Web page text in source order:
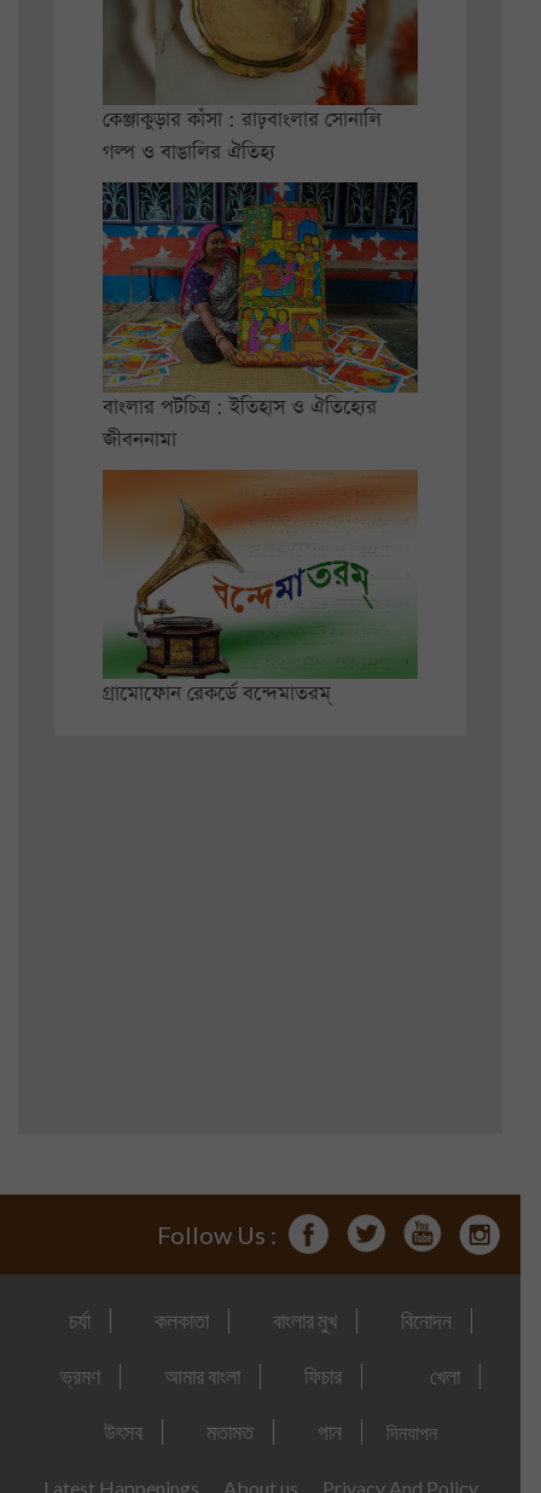
কেঞ্জাকুড়ার কাঁসা : রাঢ়বাংলার সোনালি
গল্প ও বাঙালির ঐতিহ্য
বাংলার পটচিত্র : ইতিহাস ও ঐতিহ্যের
জীবননামা
গ্রামোফোন রেকর্ডে বন্দেমাতরম্
Follow Us :
চর্যা কলকাতা বাংলার মুখ বিনোদন
ভ্রমণ আমার বাংলা ফিচার খেলা
উৎসব মতামত গান দিনযাপন
Latest Happenings About us Privacy And Policy